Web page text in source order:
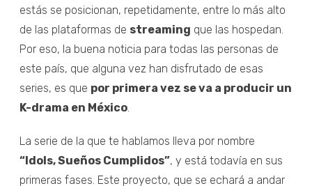
estás se posicionan, repetidamente, entre lo más alto
de las plataformas de streaming que las hospedan.
Por eso, la buena noticia para todas las personas de
este país, que alguna vez han disfrutado de esas
series, es que por primera vez se va a producir un
K-drama en México
La serie de la que te hablamos lleva por nombre
“Idols, Sueños Cumplidos”, y está todavía en sus
primeras fases. Este proyecto, que se echará a andar